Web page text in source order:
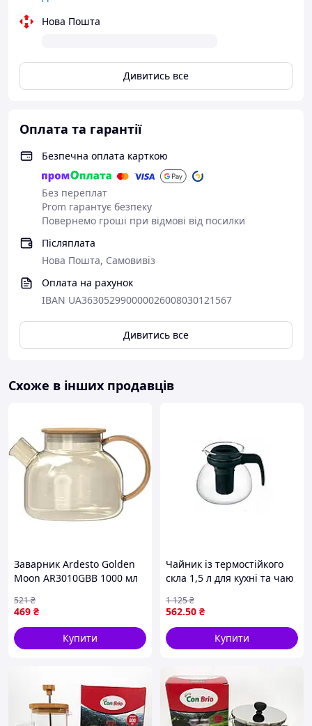
Підходить для щоденного використання вдома,
в офісі чи в кав’ярнях
Щоб максимально розкрити смакові ноти чаю,
заварюйте його у прозорому заварнику, спостерігаючи
за розкриттям листя - це не лише смачно, а й
заспокійливо.
Нова Пошта
Дивитись все
Оплата та гарантії
Безпечна оплата карткою
Без переплат
Prom гарантує безпеку
Повернемо гроші при відмові від посилки
Післяплата
Нова Пошта, Самовивіз
Оплата на рахунок
IBAN UA363052990000026008030121567
Дивитись все
Схоже в інших продавців
Заварник Ardesto Golden
Moon AR3010GBB 1000 мл
469 ₴
521₴
Купити
Чайник із термостійкого
скла 1,5 л для кухні та чаю
миття в посудомийці
562.50 ₴
1 125₴
Купити